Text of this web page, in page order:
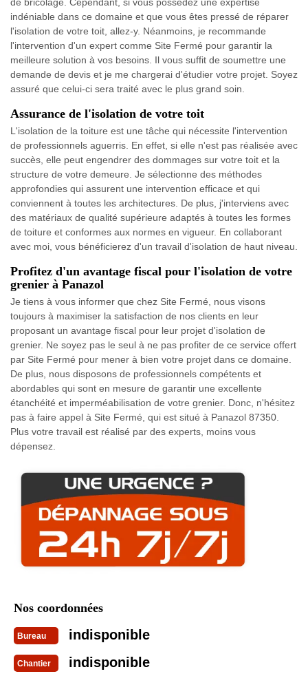
indéniable dans ce domaine et que vous êtes pressé de réparer
l'isolation de votre toit, allez-y. Néanmoins, je recommande
l'intervention d'un expert comme Site Fermé pour garantir la
meilleure solution à vos besoins. Il vous suffit de soumettre une
demande de devis et je me chargerai d'étudier votre projet. Soyez
assuré que celui-ci sera traité avec le plus grand soin.
Assurance de l'isolation de votre toit
L'isolation de la toiture est une tâche qui nécessite l'intervention
de professionnels aguerris. En effet, si elle n'est pas réalisée avec
succès, elle peut engendrer des dommages sur votre toit et la
structure de votre demeure. Je sélectionne des méthodes
approfondies qui assurent une intervention efficace et qui
conviennent à toutes les architectures. De plus, j'interviens avec
des matériaux de qualité supérieure adaptés à toutes les formes
de toiture et conformes aux normes en vigueur. En collaborant
avec moi, vous bénéficierez d'un travail d'isolation de haut niveau.
Profitez d'un avantage fiscal pour l'isolation de votre
grenier à Panazol
Je tiens à vous informer que chez Site Fermé, nous visons
toujours à maximiser la satisfaction de nos clients en leur
proposant un avantage fiscal pour leur projet d'isolation de
grenier. Ne soyez pas le seul à ne pas profiter de ce service offert
par Site Fermé pour mener à bien votre projet dans ce domaine.
De plus, nous disposons de professionnels compétents et
abordables qui sont en mesure de garantir une excellente
étanchéité et imperméabilisation de votre grenier. Donc, n'hésitez
pas à faire appel à Site Fermé, qui est situé à Panazol 87350.
Plus votre travail est réalisé par des experts, moins vous
dépensez.
Nos coordonnées
Bureau indisponible
Chantier indisponible